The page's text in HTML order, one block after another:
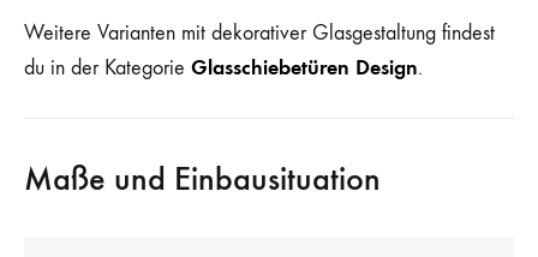
Weitere Varianten mit dekorativer Glasgestaltung findest
du in der Kategorie Glasschiebetüren Design.
Maße und Einbausituation